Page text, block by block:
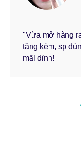
"Vừa mở hàng
tặng kèm, sp
mãi đỉnh!